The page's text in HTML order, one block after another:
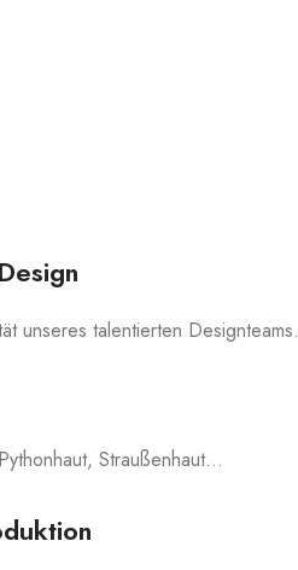
unseres talentierten Designteams.
Straußenhaut...